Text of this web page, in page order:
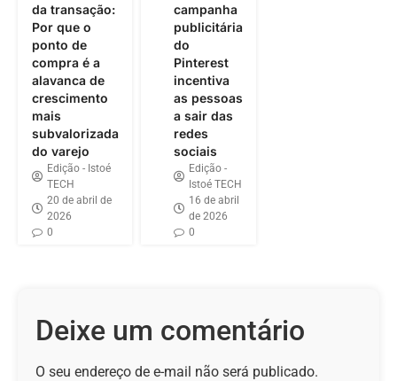
da transação:
Por que o
ponto de
compra é a
alavanca de
crescimento
mais
subvalorizada
do varejo
Edição - Istoé
TECH
20 de abril de
2026
0
campanha
publicitária
do
Pinterest
incentiva
as pessoas
a sair das
redes
sociais
Edição -
Istoé TECH
16 de abril
de 2026
0
Deixe um comentário
O seu endereço de e-mail não será publicado.